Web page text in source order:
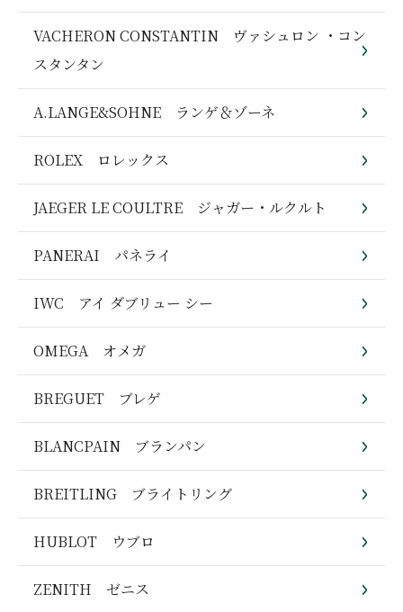
VACHERON CONSTANTIN ヴァシュロン ・コン
スタンタン
A.LANGE&SOHNE ランゲ＆ゾーネ
ROLEX ロレックス
JAEGER LE COULTRE ジャガー・ルクルト
PANERAI パネライ
IWC アイ ダブリュー シー
OMEGA オメガ
BREGUET ブレゲ
BLANCPAIN ブランパン
BREITLING ブライトリング
HUBLOT ウブロ
ZENITH ゼニス